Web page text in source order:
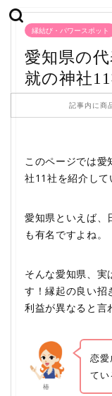
縁結び・パワースポット
愛知県の
就の神社
記事内に商
このページでは愛
社11社を紹介して
愛知県といえば、
も有名ですよね。
そんな愛知県、実
す！縁起の良い招
利益が異なると言
椿
恋
てい